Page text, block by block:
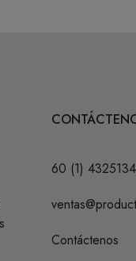
60 (1) 4325134
Contáctenos